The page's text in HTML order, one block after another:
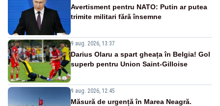
Avertisment pentru NATO: Putin ar putea
trimite militari fără însemne
9 aug. 2026, 13:37
Darius Olaru a spart gheața în Belgia! Gol
superb pentru Union Saint-Gilloise
9 aug. 2026, 12:45
Măsură de urgență în Marea Neagră.